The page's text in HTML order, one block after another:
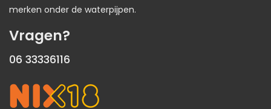
merken onder de waterpijpen.
Vragen?
06 33336116